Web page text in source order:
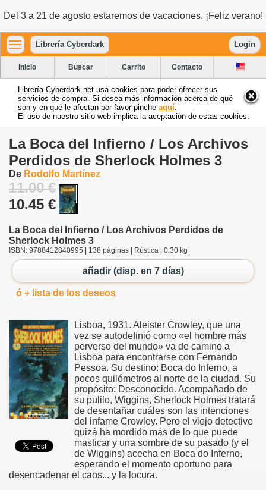
Del 3 a 21 de agosto estaremos de vacaciones. ¡Feliz verano!
Librería Cyberdark Login
Inicio Buscar Carrito Contacto
Librería Cyberdark.net usa cookies para poder ofrecer sus
servicios de compra. Si desea más información acerca de qué
son y en qué le afectan por favor pinche aquí
El uso de nuestro sitio web implica la aceptación de estas cookies.
La Boca del Infierno / Los Archivos
Perdidos de Sherlock Holmes 3
De Rodolfo Martínez
11.00 €
10.45 €
La Boca del Infierno / Los Archivos Perdidos de
Sherlock Holmes 3
ISBN: 9788412840995 | 138 páginas | Rústica | 0.30 kg
añadir (disp. en 7 días)
ó + lista de los deseos
Lisboa, 1931. Aleister Crowley, que una
vez se autodefinió como «el hombre más
perverso del mundo» va de camino a
Lisboa para encontrarse con Fernando
Pessoa. Su destino: Boca do Inferno, a
pocos quilómetros al norte de la ciudad. Su
propósito: Desconocido. Acompañado de
su pulilo, Wiggins, Sherlock Holmes tratará
de desentañar cuáles son las intenciones
del infame Crowley. Pero el viejo detective
quizá ha mordido más de lo que puede
masticar y una sombre de su pasado (y el
de Wiggins) acecha en Boca do Inferno,
esperando el momento oportuno para
desencadenar el caos... y la locura.